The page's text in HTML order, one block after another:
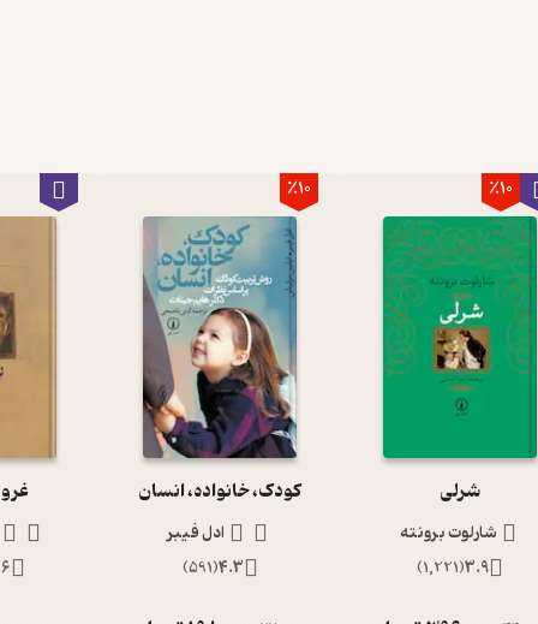
٪10
شرلی
شارلوت برونته
3.9
(
1,221
)
٪10
کودک، خانواده، انسان
ادل فیبر
4.3
(
591
)